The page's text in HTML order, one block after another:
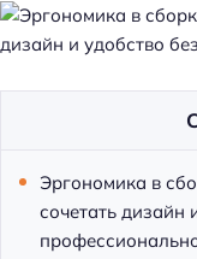
м
и
Эргономика в
сочетать дизайн